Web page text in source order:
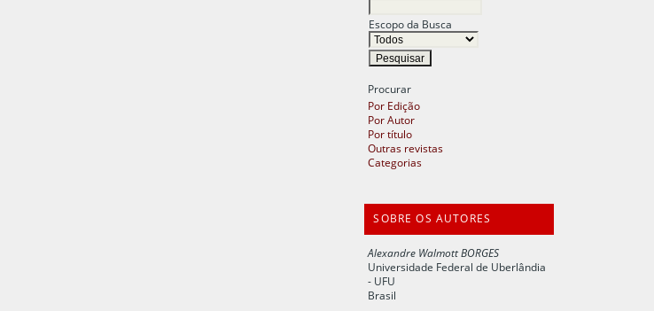
Escopo da Busca
Procurar
Por Edição
Por Autor
Por título
Outras revistas
Categorias
SOBRE OS AUTORES
Alexandre Walmott BORGES
Universidade Federal de Uberlândia
- UFU
Brasil